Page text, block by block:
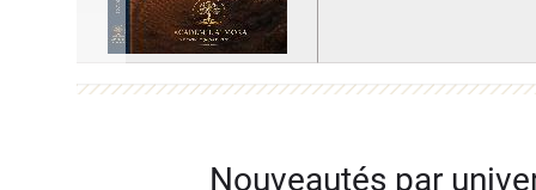
Nouveautés par